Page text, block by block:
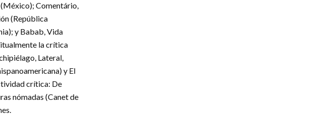
Comentário,
(República
y Babab, Vida
la crítica
Lateral,
y El
crítica: De
nómadas (Canet de